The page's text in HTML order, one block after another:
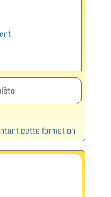
cette formation